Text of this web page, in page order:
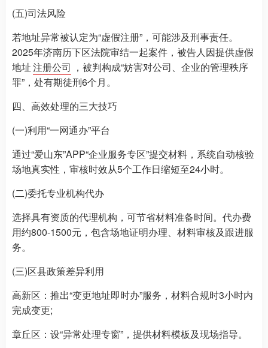
(五)司法风险
若地址异常被认定为“虚假注册”，可能涉及刑事责任。
2025年济南历下区法院审结一起案件，被告人因提供虚假
地址注册公司 ，被判构成“妨害对公司、企业的管理秩序
罪”，处有期徒刑6个月。
四、高效处理的三大技巧
(一)利用“一网通办”平台
通过“爱山东”APP“企业服务专区”提交材料，系统自动核验
场地真实性，审核时效从5个工作日缩短至24小时。
(二)委托专业机构代办
选择具有资质的代理机构，可节省材料准备时间。代办费
用约800-1500元，包含场地证明办理、材料审核及跟进服
务。
(三)区县政策差异利用
高新区：推出“变更地址即时办”服务，材料合规时3小时内
完成变更;
章丘区：设“异常处理专窗”，提供材料模板及现场指导。